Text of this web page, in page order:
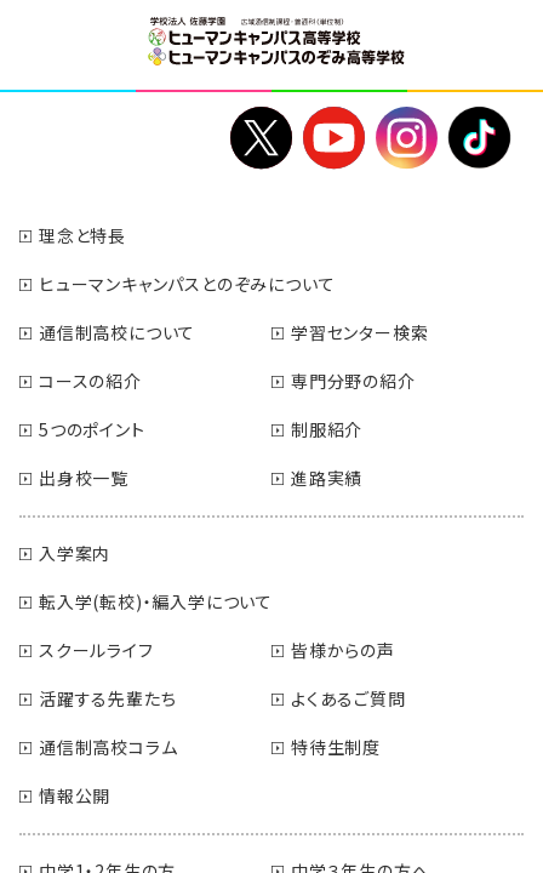
理念と特長
ヒューマンキャンパスとのぞみについて
通信制高校について
学習センター検索
コースの紹介
専門分野の紹介
5つのポイント
制服紹介
出身校一覧
進路実績
入学案内
転入学(転校)・編入学について
スクールライフ
皆様からの声
活躍する先輩たち
よくあるご質問
通信制高校コラム
特待生制度
情報公開